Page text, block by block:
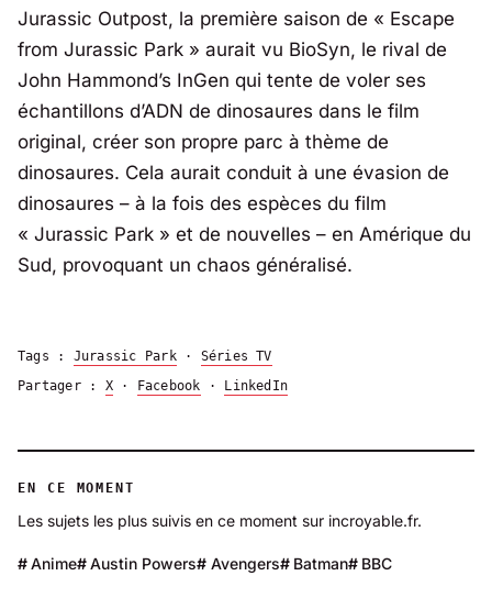
Jurassic Outpost, la première saison de « Escape
from Jurassic Park » aurait vu BioSyn, le rival de
John Hammond’s InGen qui tente de voler ses
échantillons d’ADN de dinosaures dans le film
original, créer son propre parc à thème de
dinosaures. Cela aurait conduit à une évasion de
dinosaures – à la fois des espèces du film
« Jurassic Park » et de nouvelles – en Amérique du
Sud, provoquant un chaos généralisé.
Tags : Jurassic Park· Séries TV
Partager : X· Facebook · LinkedIn
EN CE MOMENT
Les sujets les plus suivis en ce moment sur incroyable.fr.
Anime Austin Powers Avengers Batman BBC